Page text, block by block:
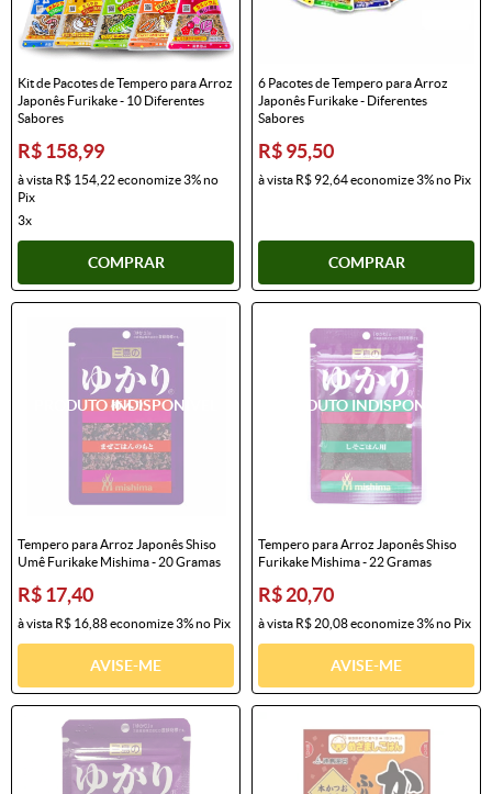
Kit de Pacotes de Tempero para Arroz
Japonês Furikake - 10 Diferentes
Sabores
R$ 158,99
à vista R$ 154,22economize3%no
Pix
3x
COMPRAR
6 Pacotes de Tempero para Arroz
Japonês Furikake - Diferentes
Sabores
R$ 95,50
à vista R$ 92,64economize3%no Pix
COMPRAR
Tempero para Arroz Japonês Shiso
Umê Furikake Mishima - 20 Gramas
R$ 17,40
à vista R$ 16,88economize3%no Pix
AVISE-ME
Tempero para Arroz Japonês Shiso
Furikake Mishima - 22 Gramas
R$ 20,70
à vista R$ 20,08economize3%no Pix
AVISE-ME